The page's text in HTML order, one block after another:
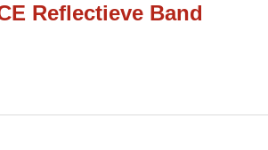
Reflectieve Band